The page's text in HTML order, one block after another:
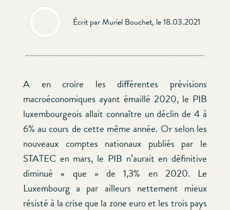
Écrit par Muriel Bouchet, le 18.03.2021
A en croire les différentes prévisions
macroéconomiques ayant émaillé 2020, le PIB
luxembourgeois allait connaître un déclin de 4 à
6% au cours de cette même année. Or selon les
nouveaux comptes nationaux publiés par le
STATEC en mars, le PIB n’aurait en définitive
diminué « que » de 1,3% en 2020. Le
Luxembourg a par ailleurs nettement mieux
résisté à la crise que la zone euro et les trois pays